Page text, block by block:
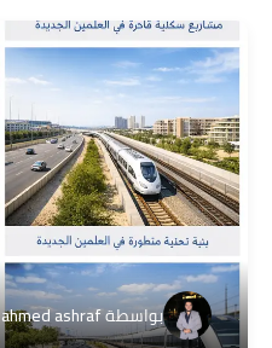
بواسطةahmed ashraf